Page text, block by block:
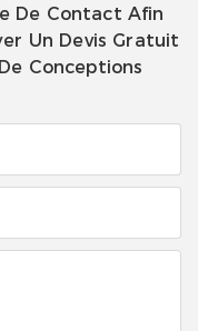
De Contact Afin
Un Devis Gratuit
Conceptions